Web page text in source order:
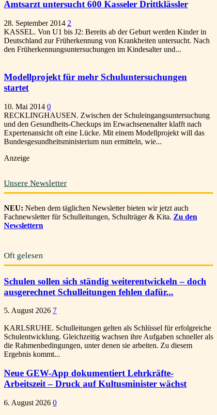
Amtsarzt untersucht 600 Kasseler Drittklässler
28. September 2014 2
KASSEL. Von U1 bis J2: Bereits ab der Geburt werden Kinder in
Deutschland zur Früherkennung von Krankheiten untersucht. Nach
den Früherkennungsuntersuchungen im Kindesalter und...
Modellprojekt für mehr Schuluntersuchungen
startet
10. Mai 2014 0
RECKLINGHAUSEN. Zwischen der Schuleingangsuntersuchung
und den Gesundheits-Checkups im Erwachsenenalter klafft nach
Expertenansicht oft eine Lücke. Mit einem Modellprojekt will das
Bundesgesundheitsministerium nun ermitteln, wie...
Anzeige
Unsere Newsletter
NEU: Neben dem täglichen Newsletter bieten wir jetzt auch
Fachnewsletter für Schulleitungen, Schulträger & Kita. Zu den
Newslettern
Oft gelesen
Schulen sollen sich ständig weiterentwickeln – doch
ausgerechnet Schulleitungen fehlen dafür...
5. August 2026 7
KARLSRUHE. Schulleitungen gelten als Schlüssel für erfolgreiche
Schulentwicklung. Gleichzeitig wachsen ihre Aufgaben schneller als
die Rahmenbedingungen, unter denen sie arbeiten. Zu diesem
Ergebnis kommt...
Neue GEW-App dokumentiert Lehrkräfte-
Arbeitszeit – Druck auf Kultusminister wächst
6. August 2026 0